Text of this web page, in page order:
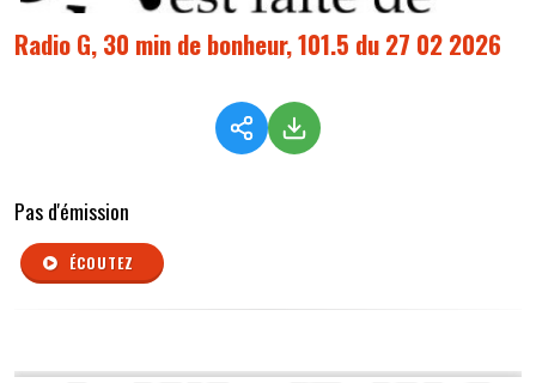
Radio G, 30 min de bonheur, 101.5 du 27 02 2026
Pas d'émission
ÉCOUTEZ